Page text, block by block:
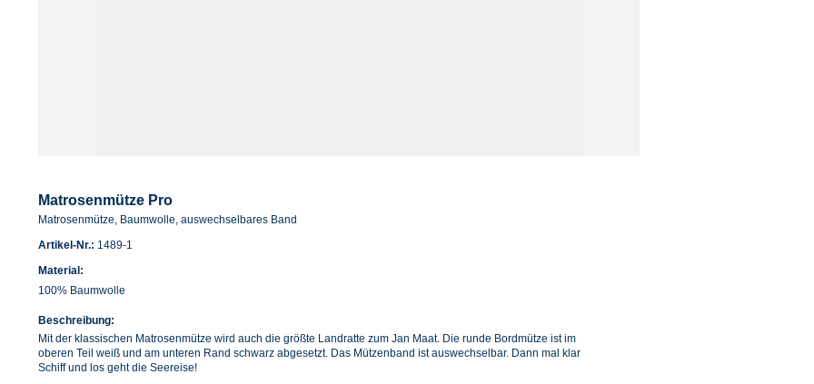
Matrosenmütze Pro
Matrosenmütze, Baumwolle, auswechselbares Band
Artikel-Nr.: 1489-1
Material:
100% Baumwolle
Beschreibung:
Mit der klassischen Matrosenmütze wird auch die größte Landratte zum Jan Maat. Die runde Bordmütze ist im
oberen Teil weiß und am unteren Rand schwarz abgesetzt. Das Mützenband ist auswechselbar. Dann mal klar
Schiff und los geht die Seereise!